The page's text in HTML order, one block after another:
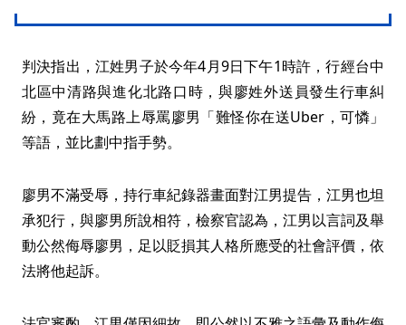
判決指出，江姓男子於今年4月9日下午1時許，行經台中
北區中清路與進化北路口時，與廖姓外送員發生行車糾
紛，竟在大馬路上辱罵廖男「難怪你在送Uber，可憐」
等語，並比劃中指手勢。
廖男不滿受辱，持行車紀錄器畫面對江男提告，江男也坦
承犯行，與廖男所說相符，檢察官認為，江男以言詞及舉
動公然侮辱廖男，足以貶損其人格所應受的社會評價，依
法將他起訴。